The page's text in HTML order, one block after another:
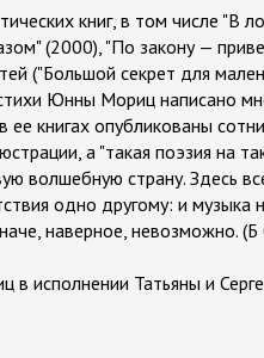
книг, в том числе "В
(2000), "По закону —
("Большой секрет для
Юнны Мориц написано
книгах опубликованы
а "такая поэзия на
волшебную страну. Здесь
одно другому: и музыка
наверное, невозможно.
исполнении Татьяны и